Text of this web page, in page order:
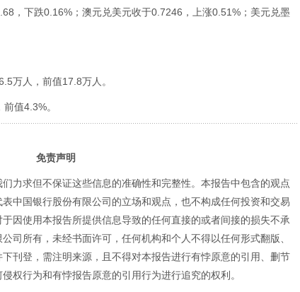
，下跌0.16%；澳元兑美元收于0.7246，上涨0.51%；美元兑墨
万人，前值17.8万人。
值4.3%。
免责声明
力求但不保证这些信息的准确性和完整性。本报告中包含的观点
中国银行股份有限公司的立场和观点，也不构成任何投资和交易
因使用本报告所提供信息导致的任何直接的或者间接的损失不承
司所有，未经书面许可，任何机构和个人不得以任何形式翻版、
刊登，需注明来源，且不得对本报告进行有悖原意的引用、删节
权行为和有悖报告原意的引用行为进行追究的权利。